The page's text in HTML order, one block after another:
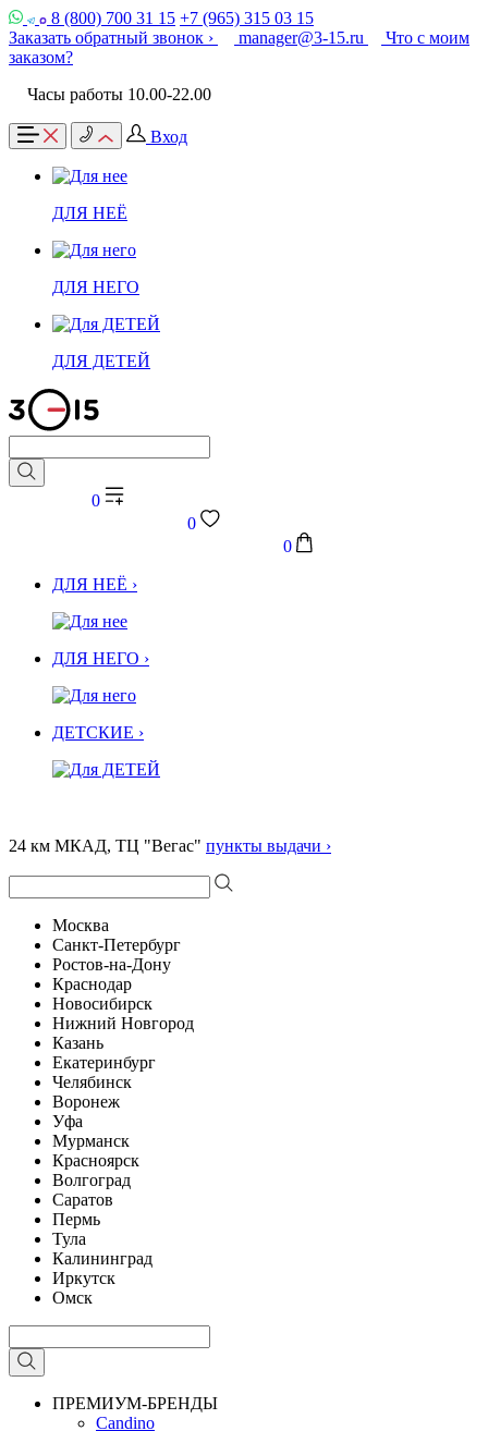
8 (800) 700 31 15 +7 (965) 315 03 15
Заказать обратный звонок ›
manager@3-15.ru
Что с моим
заказом?
Часы работы 10.00-22.00
Вход
ДЛЯ НЕЁ
ДЛЯ НЕГО
ДЛЯ ДЕТЕЙ
0
0
0
ДЛЯ НЕЁ ›
ДЛЯ НЕГО ›
ДЕТСКИЕ ›
24 км МКАД, ТЦ "Вегас" пункты выдачи ›
Москва
Санкт-Петербург
Ростов-на-Дону
Краснодар
Новосибирск
Нижний Новгород
Казань
Екатеринбург
Челябинск
Воронеж
Уфа
Мурманск
Красноярск
Волгоград
Саратов
Пермь
Тула
Калининград
Иркутск
Омск
ПРЕМИУМ-БРЕНДЫ
Candino